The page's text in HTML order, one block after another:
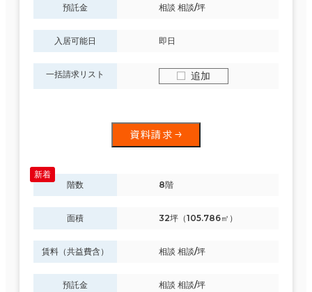
預託金 相談 相談/坪
入居可能日 即日
一括請求リスト 追加
資料請求
階数 8階
面積 32坪（105.786㎡）
賃料（共益費含） 相談 相談/坪
預託金 相談 相談/坪